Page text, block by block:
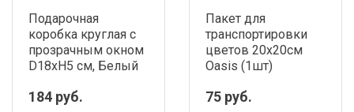
Подарочная
коробка круглая с
прозрачным окном
D18хH5 см, Белый
184 руб.
Пакет для
транспортировки
цветов 20х20см
Oasis (1шт)
75 руб.